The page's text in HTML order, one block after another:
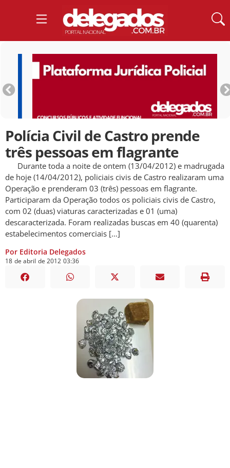
Polícia Civil de Castro prende
três pessoas em flagrante
Durante toda a noite de ontem (13/04/2012) e madrugada
de hoje (14/04/2012), policiais civis de Castro realizaram uma
Operação e prenderam 03 (três) pessoas em flagrante.
Participaram da Operação todos os policiais civis de Castro,
com 02 (duas) viaturas caracterizadas e 01 (uma)
descaracterizada. Foram realizadas buscas em 40 (quarenta)
estabelecimentos comerciais […]
Por Editoria Delegados
18 de abril de 2012 03:36